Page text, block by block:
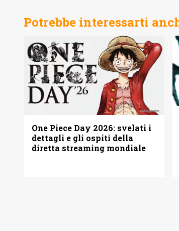
Potrebbe interessarti
One Piece Day 2026: svelati i
dettagli e gli ospiti della
diretta streaming mondiale